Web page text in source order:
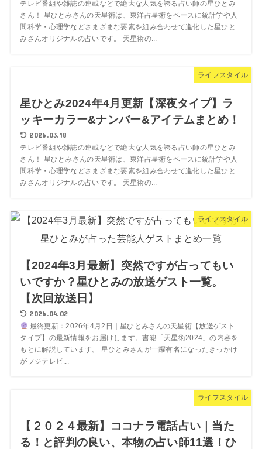
テレビ番組や雑誌の連載などで絶大な人気を誇る占い師の星ひとみ
さん！ 星ひとみさんの天星術は、東洋占星術をベースに統計学や人
間科学・心理学などさまざまな要素を組み合わせて進化した星ひと
みさんオリジナルの占いです。 天星術の...
ライフスタイル
星ひとみ2024年4月更新【深夜タイプ】ラ
ッキーカラー&ナンバー&アイテムまとめ！
2026.03.18
テレビ番組や雑誌の連載などで絶大な人気を誇る占い師の星ひとみ
さん！ 星ひとみさんの天星術は、東洋占星術をベースに統計学や人
間科学・心理学などさまざまな要素を組み合わせて進化した星ひと
みさんオリジナルの占いです。 天星術の...
ライフスタイル
【2024年3月最新】突然ですが占ってもい
いですか？星ひとみの放送ゲスト一覧。
【次回放送日】
2026.04.02
最終更新：2026年4月2日｜星ひとみさんの天星術【放送ゲスト
タイプ】の最新情報をお届けします。書籍「天星術2024」の内容を
もとに解説しています。 星ひとみさんが一躍有名になったきっかけ
がフジテレビ...
ライフスタイル
【２０２４最新】ココナラ電話占い｜当た
る！と評判の良い、本物の占い師11選！ひ